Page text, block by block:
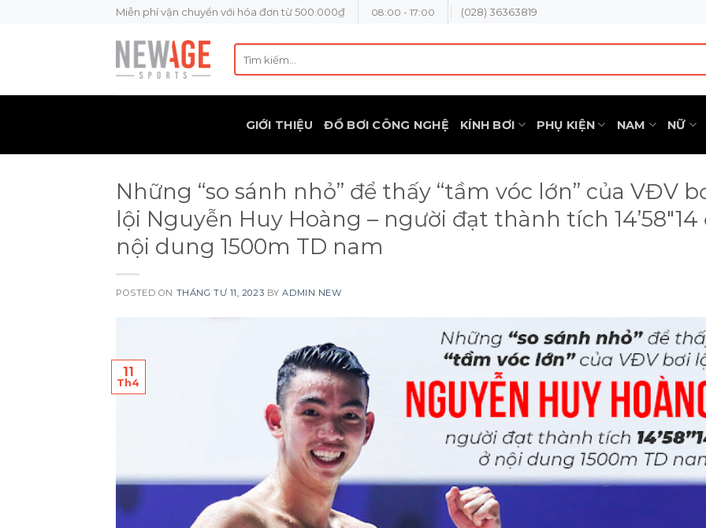
Miễn phí vận chuyển với hóa đơn từ 500.000₫ 08:00 - 17:00 (028) 36363819
Tìm
kiếm:
GIỚI THIỆU ĐỒ BƠI CÔNG NGHỆ KÍNH BƠI PHỤ KIỆN NAM NỮ
Những “so sánh nhỏ” để thấy “tầm vóc lớn” của VĐV
lội Nguyễn Huy Hoàng – người đạt thành tích 14’58″14
nội dung 1500m TD nam
POSTED ON THÁNG TƯ 11, 2023 BYADMIN NEW
11
Th4